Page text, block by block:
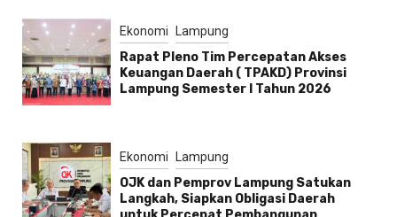
Ekonomi Lampung
Rapat Pleno Tim Percepatan Akses
Keuangan Daerah ( TPAKD) Provinsi
Lampung Semester l Tahun 2026
Ekonomi Lampung
OJK dan Pemprov Lampung Satukan
Langkah, Siapkan Obligasi Daerah